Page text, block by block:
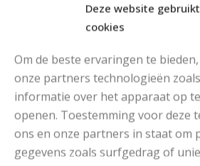
Deze website gebruikt
cookies
Om de beste ervaringen te
onze partners technologieën
informatie over het apparaat op
openen. Toestemming voor deze
ons en onze partners in staat om
gegevens zoals surfgedrag of
Ouderwetse Handschoenen
Een paar klassieke
leuke kleurtjes te breien.
Kinder handschoenen